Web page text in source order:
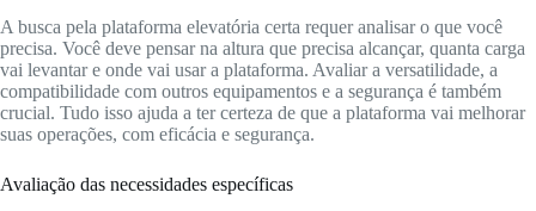
A busca pela plataforma elevatória certa requer analisar o que você
precisa. Você deve pensar na altura que precisa alcançar, quanta carga
vai levantar e onde vai usar a plataforma. Avaliar a versatilidade, a
compatibilidade com outros equipamentos e a segurança é também
crucial. Tudo isso ajuda a ter certeza de que a plataforma vai melhorar
suas operações, com eficácia e segurança.
Avaliação das necessidades específicas